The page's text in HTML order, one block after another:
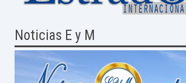
Noticias E y M